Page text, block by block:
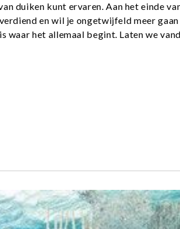
duiken kunt ervaren. Aan het einde
en wil je ongetwijfeld meer
waar het allemaal begint. Laten we